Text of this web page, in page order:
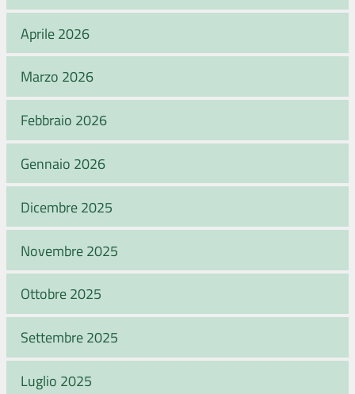
Aprile 2026
Marzo 2026
Febbraio 2026
Gennaio 2026
Dicembre 2025
Novembre 2025
Ottobre 2025
Settembre 2025
Luglio 2025